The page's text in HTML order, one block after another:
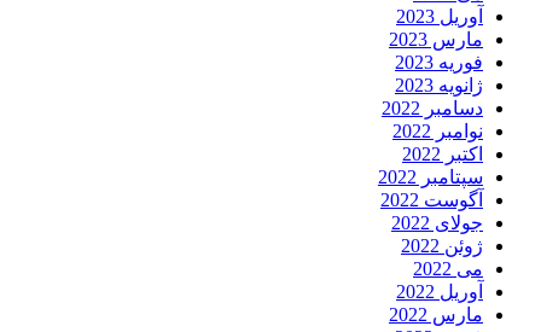
آوریل 2023
مارس 2023
فوریه 2023
ژانویه 2023
دسامبر 2022
نوامبر 2022
اکتبر 2022
سپتامبر 2022
آگوست 2022
جولای 2022
ژوئن 2022
می 2022
آوریل 2022
مارس 2022